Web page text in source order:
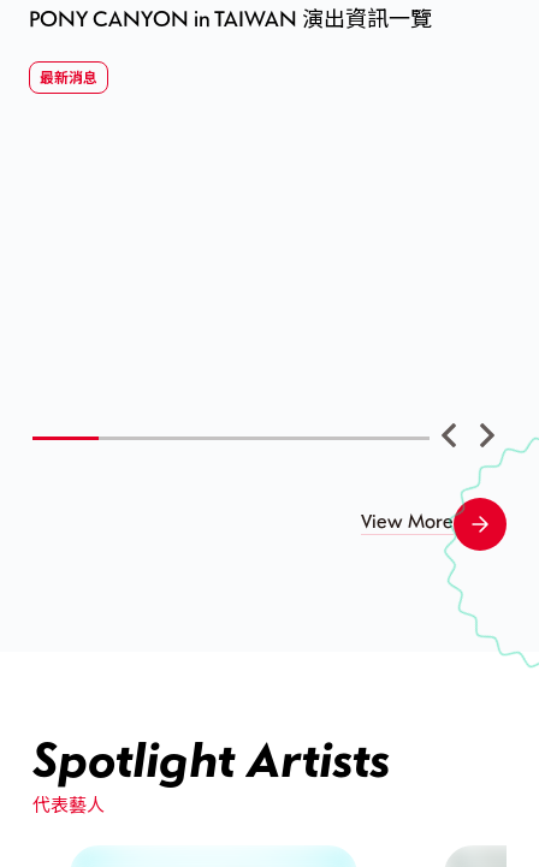
PONY CANYON in TAIWAN 演出資訊一覽
最新消息
View More
Spotlight Artists
代表藝人